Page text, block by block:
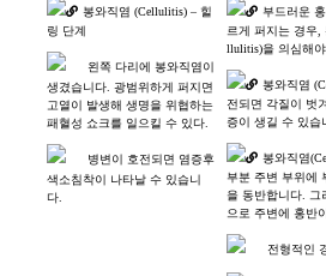
봉와직염 (Cellulitis) – 힐
링 단계
왼쪽 다리에 봉와직염이
생겼습니다. 광범위하게 퍼지면
고열이 발생해 생명을 위협하는
패혈성 쇼크를 일으킬 수 있다.
병변이 호전되면 염증후
색소침착이 나타날 수 있습니
다.
부드러운
르게 퍼지는 경우,
llulitis)을 의심해야
봉와직염
전되면 각질이 벗
증이 생길 수 있습
봉와직염
부분 주변 부위에
을 동반합니다. 그
으로 주변에 홍반
해야 합니다.전형적인